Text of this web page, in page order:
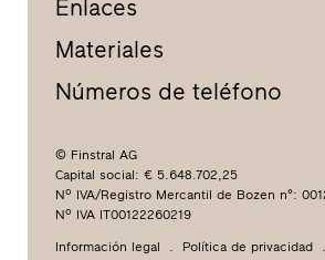
Enlaces
Materiales
Números de teléfono
© Finstral AG
Capital social: € 5.648.702,25
Nº IVA/Registro Mercantil de Bozen n°:
Nº IVA IT00122260219
Información legal Política de privacidad